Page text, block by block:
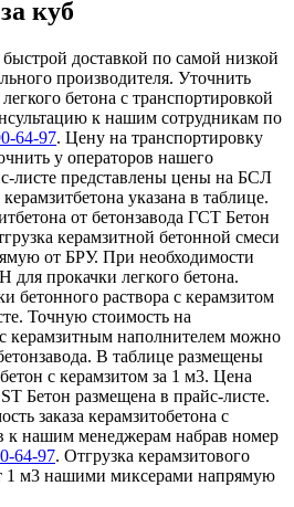
куб
быстрой доставкой по самой низкой
производителя. Уточнить
бетона с транспортировкой
к нашим сотрудникам по
64-97. Цену на транспортировку
у операторов нашего
листе представлены цены на БСЛ
указана в таблице.
от бетонзавода ГСТ Бетон
керамзитной бетонной смеси
от БРУ. При необходимости
прокачки легкого бетона.
бетонного раствора с керамзитом
Точную стоимость на
керамзитным наполнителем можно
В таблице размещены
с керамзитом за 1 м3. Цена
Бетон размещена в прайс-листе.
заказа керамзитобетона с
к нашим менеджерам набрав номер
64-97. Отгрузка керамзитового
1 м3 нашими миксерами напрямую